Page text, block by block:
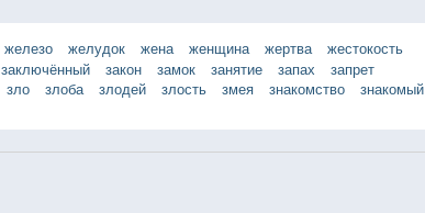
железо желудок жена женщина жертва
жестокость
заключённый закон замок занятие запах
запрет
зло злоба злодей злость змея знакомство
знакомый